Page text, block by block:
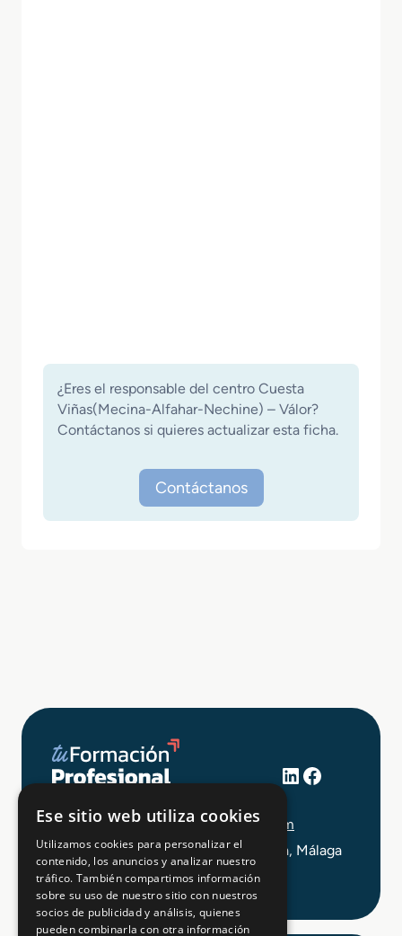
¿Eres el responsable del centro Cuesta
Viñas(Mecina-Alfahar-Nechine) – Válor?
Contáctanos si quieres actualizar esta ficha.
Contáctanos
LinkedIn
Facebook
info@tuformacionprofesional.com
C/ Alameda Principal 21, 2ª Planta, Málaga
Ese sitio web utiliza cookies
Utilizamos cookies para personalizar el
contenido, los anuncios y analizar nuestro
tráfico. También compartimos información
sobre su uso de nuestro sitio con nuestros
socios de publicidad y análisis, quienes
pueden combinarla con otra información